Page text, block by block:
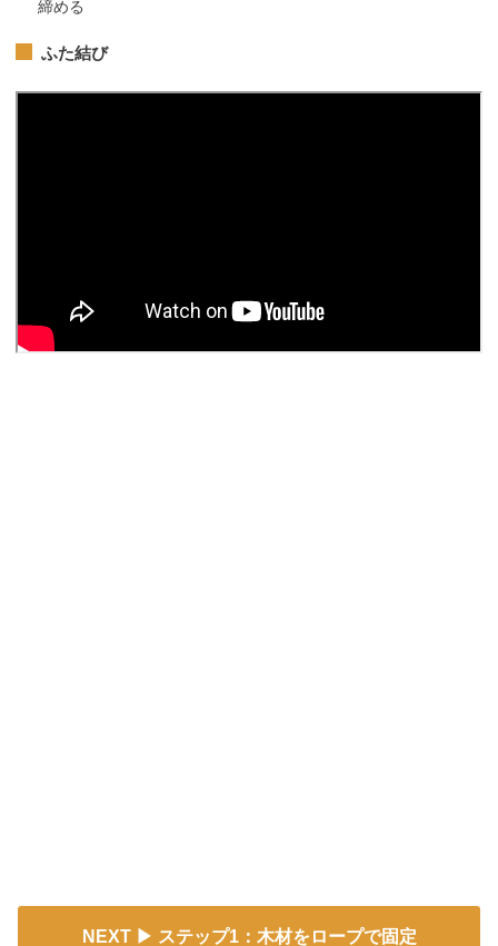
締める
ふた結び
NEXT ステップ1：木材をロープで固定